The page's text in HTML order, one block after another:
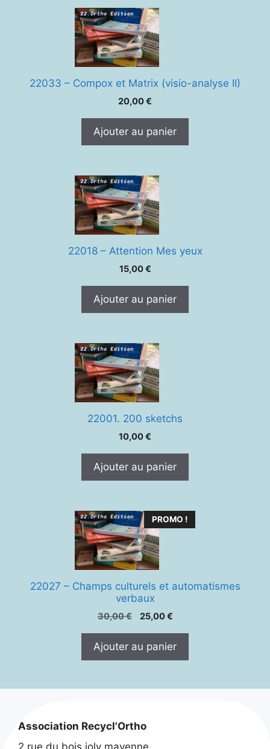
22033 – Compox et Matrix (visio-analyse II)
20,00€
Ajouter au panier
22018 – Attention Mes yeux
15,00€
Ajouter au panier
22001. 200 sketchs
10,00€
Ajouter au panier
PROMO !
22027 – Champs culturels et automatismes
verbaux
30,00€
Le
était :
25,00€Le
est :
Ajouter au panier
Association Recycl'Ortho
2 rue du bois joly mayenne